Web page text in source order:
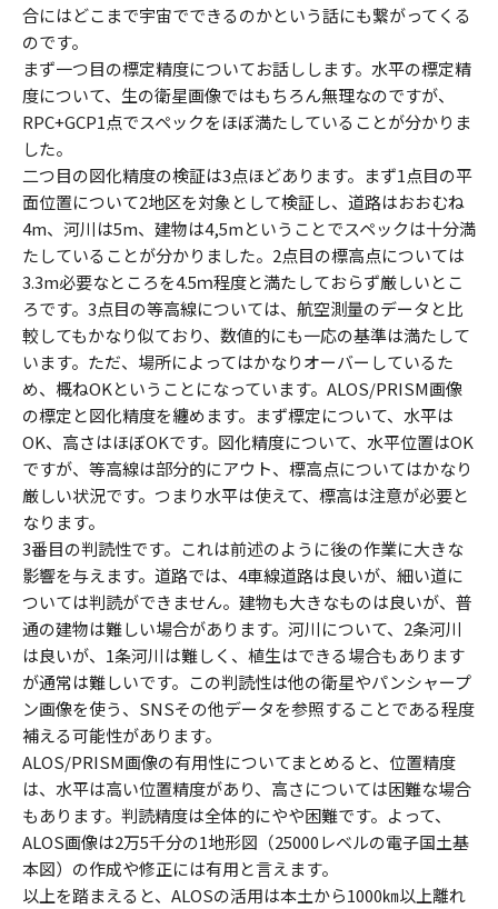
合にはどこまで宇宙でできるのかという話にも繋がってくる
のです。
まず一つ目の標定精度についてお話しします。水平の標定精
度について、生の衛星画像ではもちろん無理なのですが、
RPC+GCP1点でスペックをほぼ満たしていることが分かりま
した。
二つ目の図化精度の検証は3点ほどあります。まず1点目の平
面位置について2地区を対象として検証し、道路はおおむね
4m、河川は5m、建物は4,5mということでスペックは十分満
たしていることが分かりました。2点目の標高点については
3.3m必要なところを4.5ｍ程度と満たしておらず厳しいとこ
ろです。3点目の等高線については、航空測量のデータと比
較してもかなり似ており、数値的にも一応の基準は満たして
います。ただ、場所によってはかなりオーバーしているた
め、概ねOKということになっています。ALOS/PRISM画像
の標定と図化精度を纏めます。まず標定について、水平は
OK、高さはほぼOKです。図化精度について、水平位置はOK
ですが、等高線は部分的にアウト、標高点についてはかなり
厳しい状況です。つまり水平は使えて、標高は注意が必要と
なります。
3番目の判読性です。これは前述のように後の作業に大きな
影響を与えます。道路では、4車線道路は良いが、細い道に
ついては判読ができません。建物も大きなものは良いが、普
通の建物は難しい場合があります。河川について、2条河川
は良いが、1条河川は難しく、植生はできる場合もあります
が通常は難しいです。この判読性は他の衛星やパンシャープ
ン画像を使う、SNSその他データを参照することである程度
補える可能性があります。
ALOS/PRISM画像の有用性についてまとめると、位置精度
は、水平は高い位置精度があり、高さについては困難な場合
もあります。判読精度は全体的にやや困難です。よって、
ALOS画像は2万5千分の1地形図（25000レベルの電子国土基
本図）の作成や修正には有用と言えます。
以上を踏まえると、ALOSの活用は本土から1000㎞以上離れ